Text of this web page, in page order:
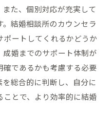
めるためのカウンセラ
頼関係の築き方
の希望を伝えるコツ
期的なコミュニケーシ
フィードバックの活用
た、個別対応が充実して
結婚相談所のカウンセラ
ートしてくれるかどうか
婚までのサポート体制が
であるかも考慮する必要
総合的に判断し、自分に
とで、より効率的に結婚